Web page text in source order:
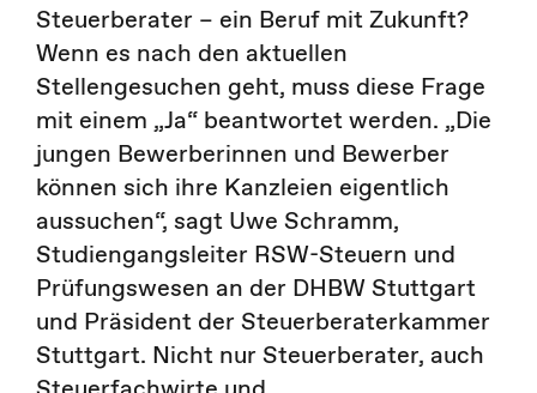
Steuerberater – ein Beruf mit Zukunft?
Wenn es nach den aktuellen
Stellengesuchen geht, muss diese Frage
mit einem „Ja“ beantwortet werden. „Die
jungen Bewerberinnen und Bewerber
können sich ihre Kanzleien eigentlich
aussuchen“, sagt Uwe Schramm,
Studiengangsleiter RSW-Steuern und
Prüfungswesen an der DHBW Stuttgart
und Präsident der Steuerberaterkammer
Stuttgart. Nicht nur Steuerberater, auch